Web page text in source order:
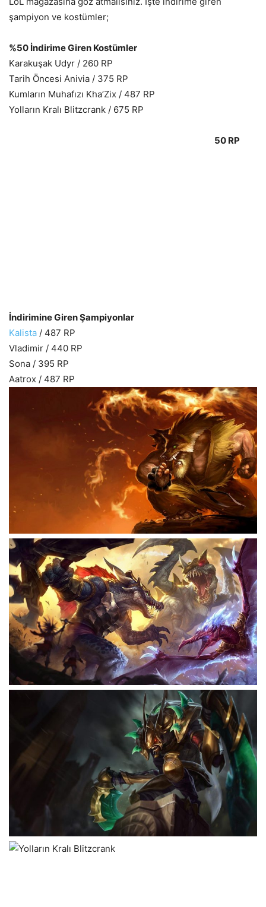
şampiyon ve kostümler;
%50 İndirime Giren Kostümler
Karakuşak Udyr / 260 RP
Tarih Öncesi Anivia / 375 RP
Kumların Muhafızı Kha’Zix / 487 RP
Yolların Kralı Blitzcrank / 675 RP
50 RP
İndirimine Giren Şampiyonlar
Kalista / 487 RP
Vladimir / 440 RP
Sona / 395 RP
Aatrox / 487 RP